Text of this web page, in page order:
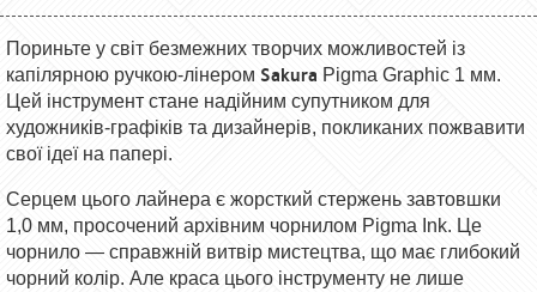
Пориньте у світ безмежних творчих можливостей із
капілярною ручкою-лінером Sakura Pigma Graphic 1 мм.
Цей інструмент стане надійним супутником для
художників-графіків та дизайнерів, покликаних пожвавити
свої ідеї на папері.
Серцем цього лайнера є жорсткий стержень завтовшки
1,0 мм, просочений архівним чорнилом Pigma Ink. Це
чорнило — справжній витвір мистецтва, що має глибокий
чорний колір. Але краса цього інструменту не лише